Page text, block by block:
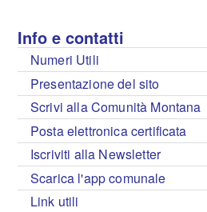
Info e contatti
Numeri Utili
Presentazione del sito
Scrivi alla Comunità Montana
Posta elettronica certificata
Iscriviti alla Newsletter
Scarica l'app comunale
Link utili